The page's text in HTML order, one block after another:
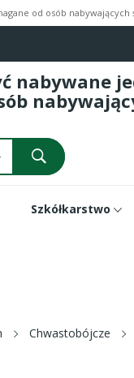
od osób
nabywane
Szkółkarstwo
Chwastobójcze